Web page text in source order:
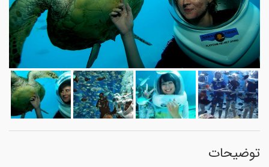
توضیحات